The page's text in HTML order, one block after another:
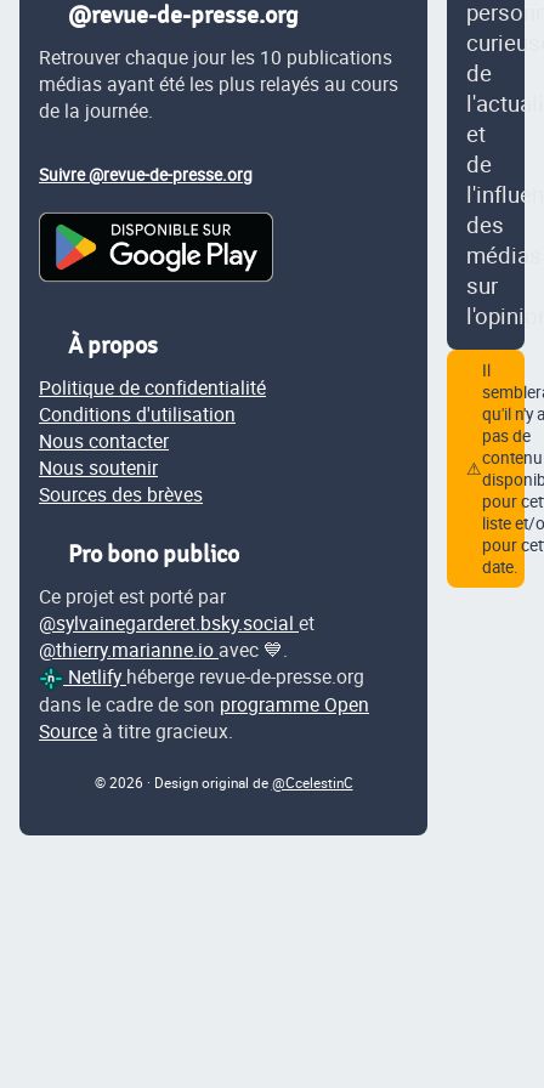
@revue-de-presse.org
Retrouver chaque jour les 10 publications
médias ayant été les plus relayés au cours
de la journée.
Suivre @revue-de-presse.org
À propos
Politique de confidentialité
Conditions d'utilisation
Nous contacter
Nous soutenir
Sources des brèves
Pro bono publico
Ce projet est porté par
@sylvainegarderet.bsky.social et
@thierry.marianne.io avec 💙.
Netlify héberge revue-de-presse.org
dans le cadre de son programme Open
Source à titre gracieux.
© 2026 · Design original de @CcelestinC
de
et
de
des
médias
sur
⚠
Il
qu'il n'y a
pas de
contenu
pour
liste et/
pour
date.